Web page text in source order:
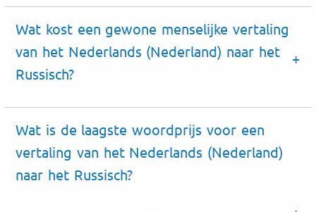
Wat kost een gewone menselijke vertaling
van het Nederlands (Nederland) naar het
Russisch?
Wat is de laagste woordprijs voor een
vertaling van het Nederlands (Nederland)
naar het Russisch?